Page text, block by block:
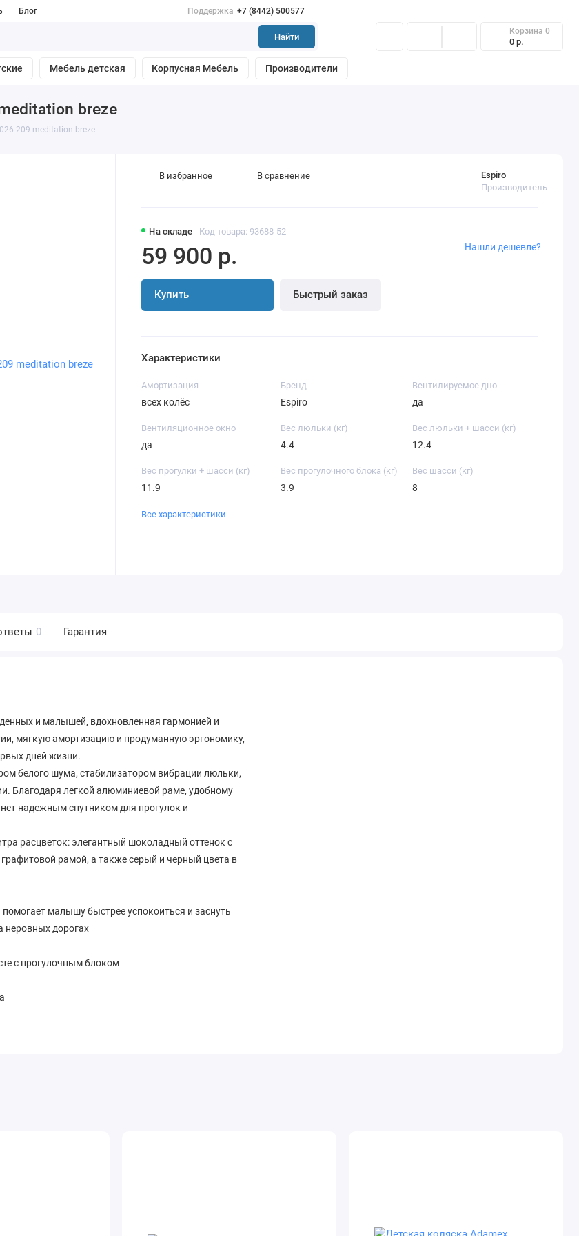
Блог Поддержка +7 (8442) 500577
Найти
Корзина 0
0 р.
Мебель детская Корпусная Мебель Производители
breze
209 meditation breze
На складе Код товара: 93688-52
Espiro
Производитель
59 900 р.
Купить Быстрый заказ
Нашли дешевле?
В избранное В сравнение
Характеристики
Амортизация
всех колёс
Бренд
Espiro
Вентилируемое дно
да
Вентиляционное окно
да
Вес люльки (кг)
4.4
Вес люльки + шасси (кг)
12.4
Вес прогулки + шасси (кг)
11.9
Вес прогулочного блока (кг)
3.9
Вес шасси (кг)
8
Все характеристики
0 Гарантия
и малышей, вдохновленная гармонией и
мягкую амортизацию и продуманную эргономику,
дней жизни.
белого шума, стабилизатором вибрации люльки,
Благодаря легкой алюминиевой раме, удобному
надежным спутником для прогулок и
расцветок: элегантный шоколадный оттенок с
рамой, а также серый и черный цвета в
малышу быстрее успокоиться и заснуть
неровных дорогах
с прогулочным блоком